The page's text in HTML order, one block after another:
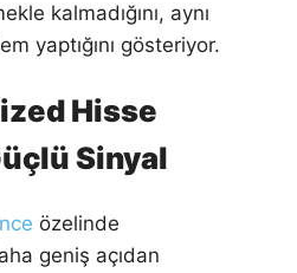
kalmadığını, aynı
yaptığını gösteriyor.
Hisse
Sinyal
özelinde
geniş açıdan